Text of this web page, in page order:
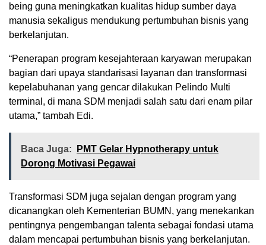
being guna meningkatkan kualitas hidup sumber daya
manusia sekaligus mendukung pertumbuhan bisnis yang
berkelanjutan.
“Penerapan program kesejahteraan karyawan merupakan
bagian dari upaya standarisasi layanan dan transformasi
kepelabuhanan yang gencar dilakukan Pelindo Multi
terminal, di mana SDM menjadi salah satu dari enam pilar
utama,” tambah Edi.
Baca Juga:
PMT Gelar Hypnotherapy untuk
Dorong Motivasi Pegawai
Transformasi SDM juga sejalan dengan program yang
dicanangkan oleh Kementerian BUMN, yang menekankan
pentingnya pengembangan talenta sebagai fondasi utama
dalam mencapai pertumbuhan bisnis yang berkelanjutan.